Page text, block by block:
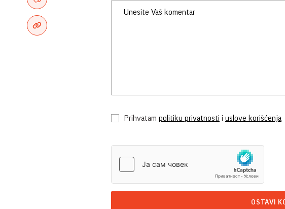
Prihvatam politiku privatnosti i uslove korišćenja
OSTAVI